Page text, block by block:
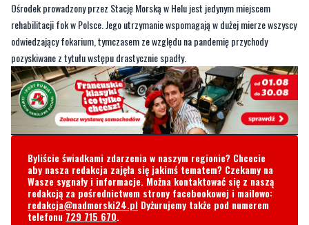
Ośrodek prowadzony przez Stację Morską w Helu jest jedynym miejscem
rehabilitacji fok w Polsce. Jego utrzymanie wspomagają w dużej mierze wszyscy
odwiedzający fokarium, tymczasem ze względu na pandemię przychody
pozyskiwane z tytułu wstępu drastycznie spadły.
Byliście świadkami zdarzenia w naszym regionie? Chcecie
aby nasza redakcja zajęła się jakimś tematem? Czekamy na
Wasze sygnały i informacje. Można kontaktować się z naszą
redakcją za pośrednictwem strony facebookowej i mailowo:
redakcja@nadmorski24.pl Dyżurujemy także pod numerem
telefonu 729 715 670.